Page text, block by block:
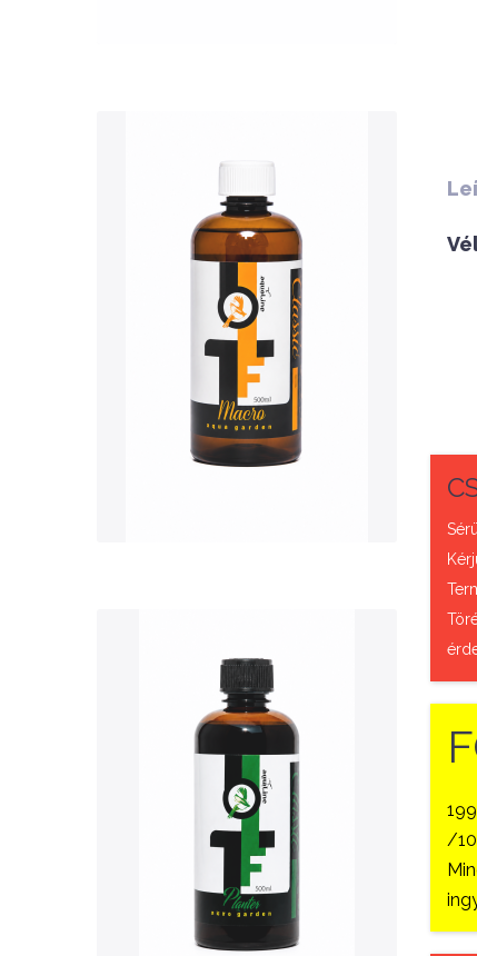
Nettó ár: 3,134 Ft
AquaLine TF Macro 500ml
KOSÁRBA
QUICK VIEW
Nettó ár: 3,421 Ft
AquaLine TF Planter
500ml
KOSÁRBA
/